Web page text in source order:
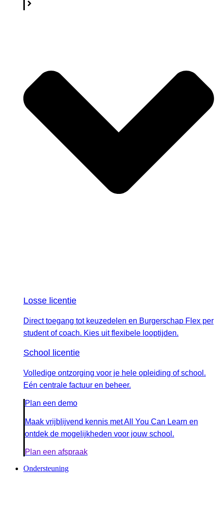
Losse licentie
Direct toegang tot keuzedelen en Burgerschap Flex per
student of coach. Kies uit flexibele looptijden.
School licentie
Volledige ontzorging voor je hele opleiding of school.
Eén centrale factuur en beheer.
Plan een demo
Maak vrijblijvend kennis met All You Can Learn en
ontdek de mogelijkheden voor jouw school.
Plan een afspraak
Ondersteuning